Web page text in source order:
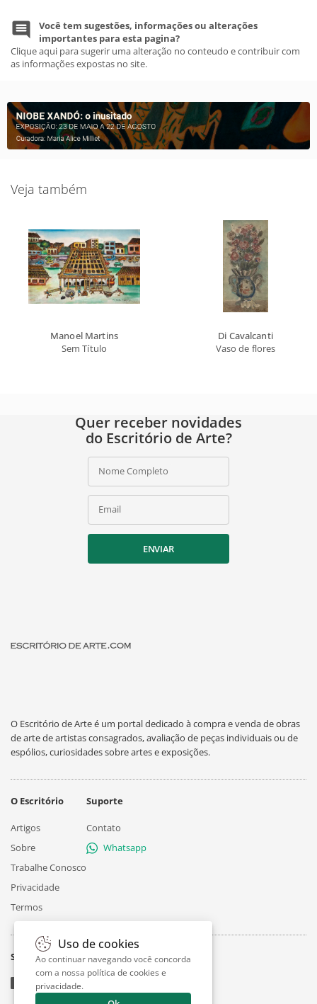
Você tem sugestões, informações ou alterações
importantes para esta pagina?
Clique aqui para sugerir uma alteração no conteudo e contribuir com
as informações expostas no site.
Veja também
Manoel Martins
Sem Título
Di Cavalcanti
Vaso de flores
Quer receber novidades
do Escritório de Arte?
Nome Completo
Email
ENVIAR
O Escritório de Arte é um portal dedicado à compra e venda de obras
de arte de artistas consagrados, avaliação de peças individuais ou de
espólios, curiosidades sobre artes e exposições.
O Escritório
Artigos
Sobre
Trabalhe Conosco
Privacidade
Termos
Suporte
Contato
Whatsapp
Siga
Uso de cookies
Ao continuar navegando você concorda
com a nossa política de cookies e
privacidade.